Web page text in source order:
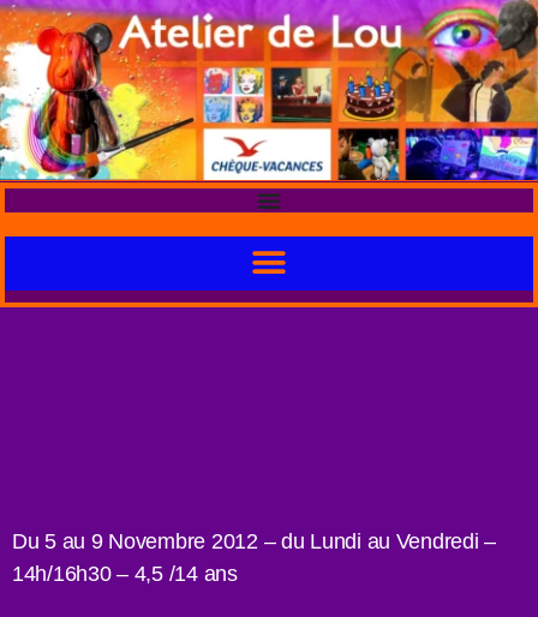
Du 5 au 9 Novembre 2012 – du Lundi au Vendredi –
14h/16h30 – 4,5 /14 ans